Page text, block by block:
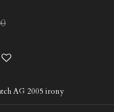
AG 2005 irony